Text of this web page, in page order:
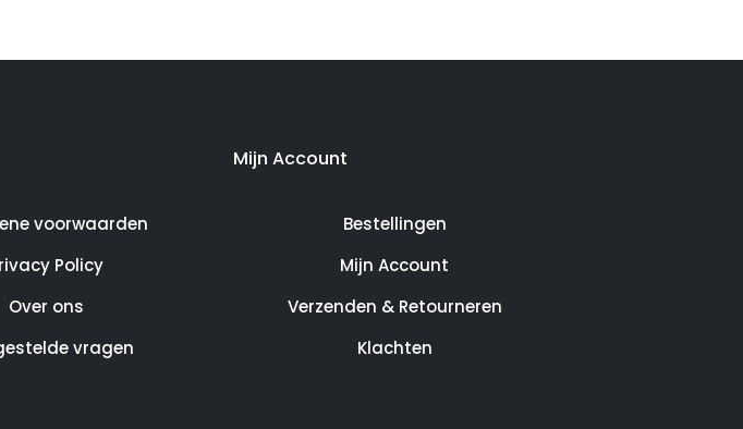
voorwaarden
Policy
Over ons
vragen
Mijn Account
Bestellingen
Mijn Account
Verzenden & Retourneren
Klachten